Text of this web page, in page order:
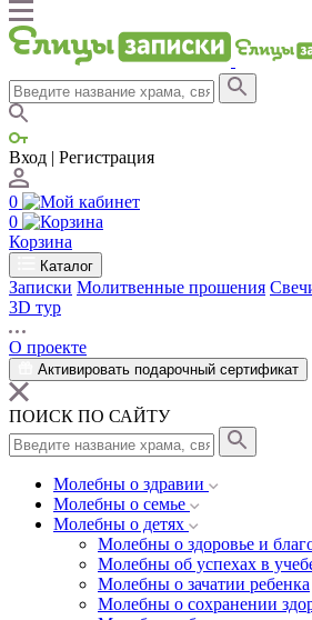
Вход | Регистрация
0
0
Корзина
Каталог
Записки Молитвенные прошения
3D тур
О проекте
Активировать подарочный сертификат
ПОИСК ПО САЙТУ
Молебны о здравии
Молебны о семье
Молебны о детях
Молебны о здоровье и
Молебны об успехах в
Молебны о зачатии ребенка
Молебны о сохранении